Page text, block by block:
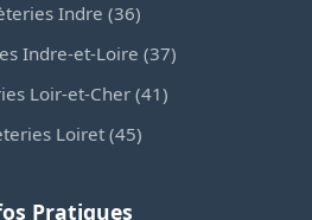
Indre (36)
Indre-et-Loire (37)
Loir-et-Cher (41)
Loiret (45)
Pratiques